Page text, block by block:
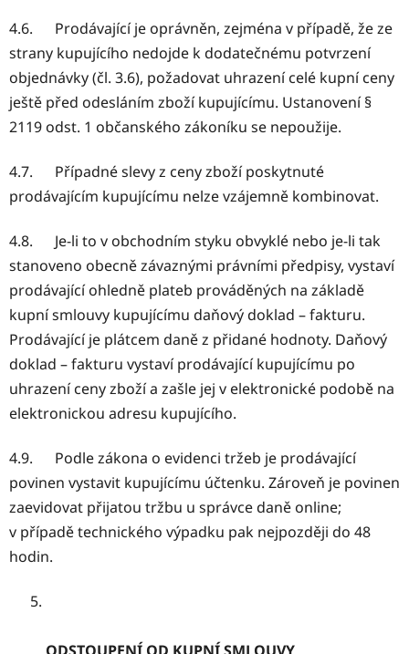
4.6. Prodávající je oprávněn, zejména v případě, že ze
strany kupujícího nedojde k dodatečnému potvrzení
objednávky (čl. 3.6), požadovat uhrazení celé kupní ceny
ještě před odesláním zboží kupujícímu. Ustanovení §
2119 odst. 1 občanského zákoníku se nepoužije.
4.7. Případné slevy z ceny zboží poskytnuté
prodávajícím kupujícímu nelze vzájemně kombinovat.
4.8. Je-li to v obchodním styku obvyklé nebo je-li tak
stanoveno obecně závaznými právními předpisy, vystaví
prodávající ohledně plateb prováděných na základě
kupní smlouvy kupujícímu daňový doklad – fakturu.
Prodávající je plátcem daně z přidané hodnoty. Daňový
doklad – fakturu vystaví prodávající kupujícímu po
uhrazení ceny zboží a zašle jej v elektronické podobě na
elektronickou adresu kupujícího.
4.9. Podle zákona o evidenci tržeb je prodávající
povinen vystavit kupujícímu účtenku. Zároveň je povinen
zaevidovat přijatou tržbu u správce daně online;
v případě technického výpadku pak nejpozději do 48
hodin.